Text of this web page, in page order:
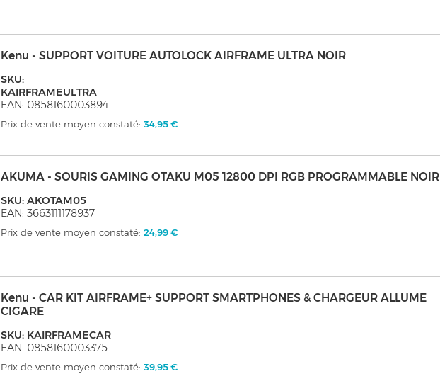
Kenu - SUPPORT VOITURE AUTOLOCK AIRFRAME ULTRA NOIR
SKU:
KAIRFRAMEULTRA
EAN: 0858160003894
Prix de vente moyen constaté:34,95 €
AKUMA - SOURIS GAMING OTAKU M05 12800 DPI RGB PROGRAMMABLE NOIR
SKU: AKOTAM05
EAN: 3663111178937
Prix de vente moyen constaté:24,99 €
Kenu - CAR KIT AIRFRAME+ SUPPORT SMARTPHONES & CHARGEUR ALLUME
CIGARE
SKU: KAIRFRAMECAR
EAN: 0858160003375
Prix de vente moyen constaté:39,95 €